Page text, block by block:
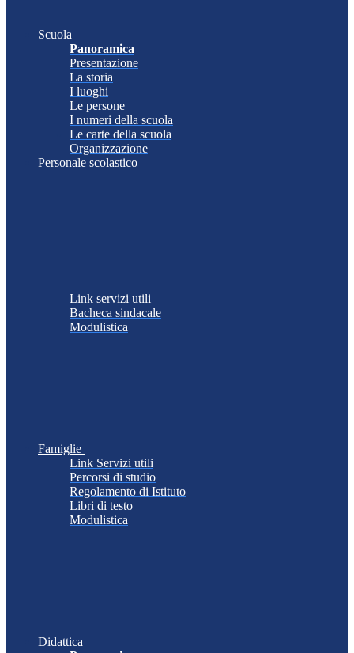
Scuola
Panoramica
Presentazione
La storia
I luoghi
Le persone
I numeri della scuola
Le carte della scuola
Organizzazione
Personale scolastico
Link servizi utili
Bacheca sindacale
Modulistica
Famiglie
Link Servizi utili
Percorsi di studio
Regolamento di Istituto
Libri di testo
Modulistica
Didattica